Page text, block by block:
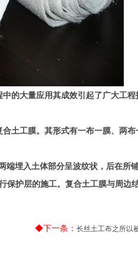
的大量应用其成效引起了广大工
土工膜。其形式有一布一膜、两
端埋入土体部分呈波纹状，后
护层的施工。复合土工膜与周
◆下一条： 长丝土工布之所以